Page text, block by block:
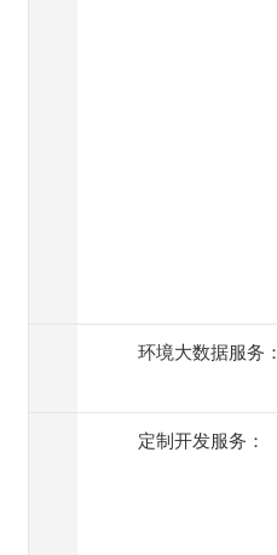
环境大数据服务：
定制开发服务：